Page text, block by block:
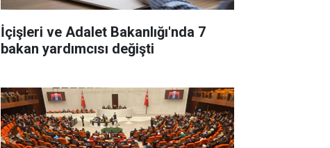
İçişleri ve Adalet Bakanlığı'nda 7
bakan yardımcısı değişti